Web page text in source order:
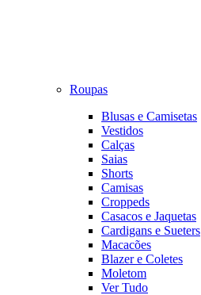
Roupas
Blusas e Camisetas
Vestidos
Calças
Saias
Shorts
Camisas
Croppeds
Casacos e Jaquetas
Cardigans e Sueters
Macacões
Blazer e Coletes
Moletom
Ver Tudo